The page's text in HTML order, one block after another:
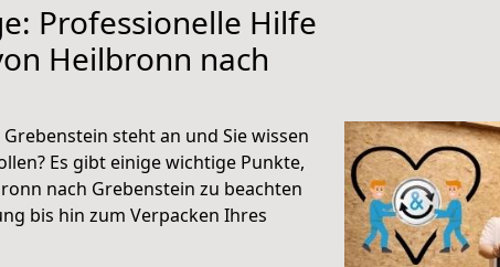
Professionelle Hilfe
Heilbronn nach
steht an und Sie wissen
Es gibt einige wichtige Punkte,
nach Grebenstein zu beachten
bis hin zum Verpacken Ihres